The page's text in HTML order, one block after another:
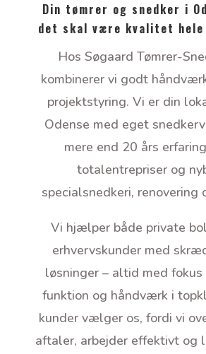
Din tømrer og snedker i
det skal være kvalitet hele
Hos Søgaard Tømrer-
kombinerer vi godt
projektstyring. Vi er din
Odense med eget
mere end 20 års
totalentrepriser og
specialsnedkeri, renovering
Vi hjælper både private
erhvervskunder med
løsninger – altid med
funktion og håndværk i
kunder vælger os, fordi vi
aftaler, arbejder effektivt og